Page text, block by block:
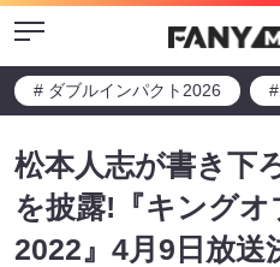
Menu
# ダブルインパクト2026
松本人志が書き下
を披露!『キング
2022』4月9日放送